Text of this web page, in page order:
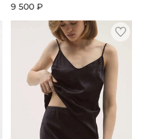
9 500 ₽